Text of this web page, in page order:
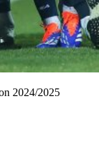
2024/2025